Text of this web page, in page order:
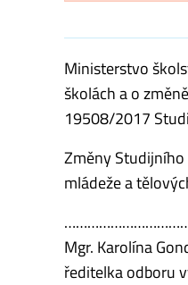
Ministerstvo
školách a o
19508/2017
Změny
mládeže a
Mgr. Karolína
ředitelka odboru